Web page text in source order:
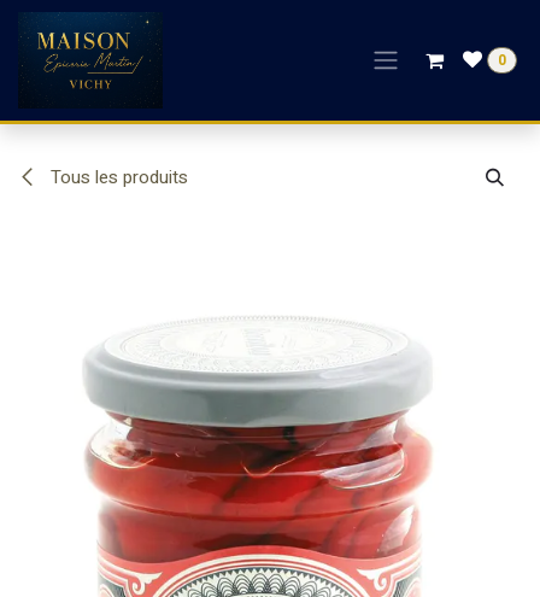
Se rendre au contenu
0
Tous les produits